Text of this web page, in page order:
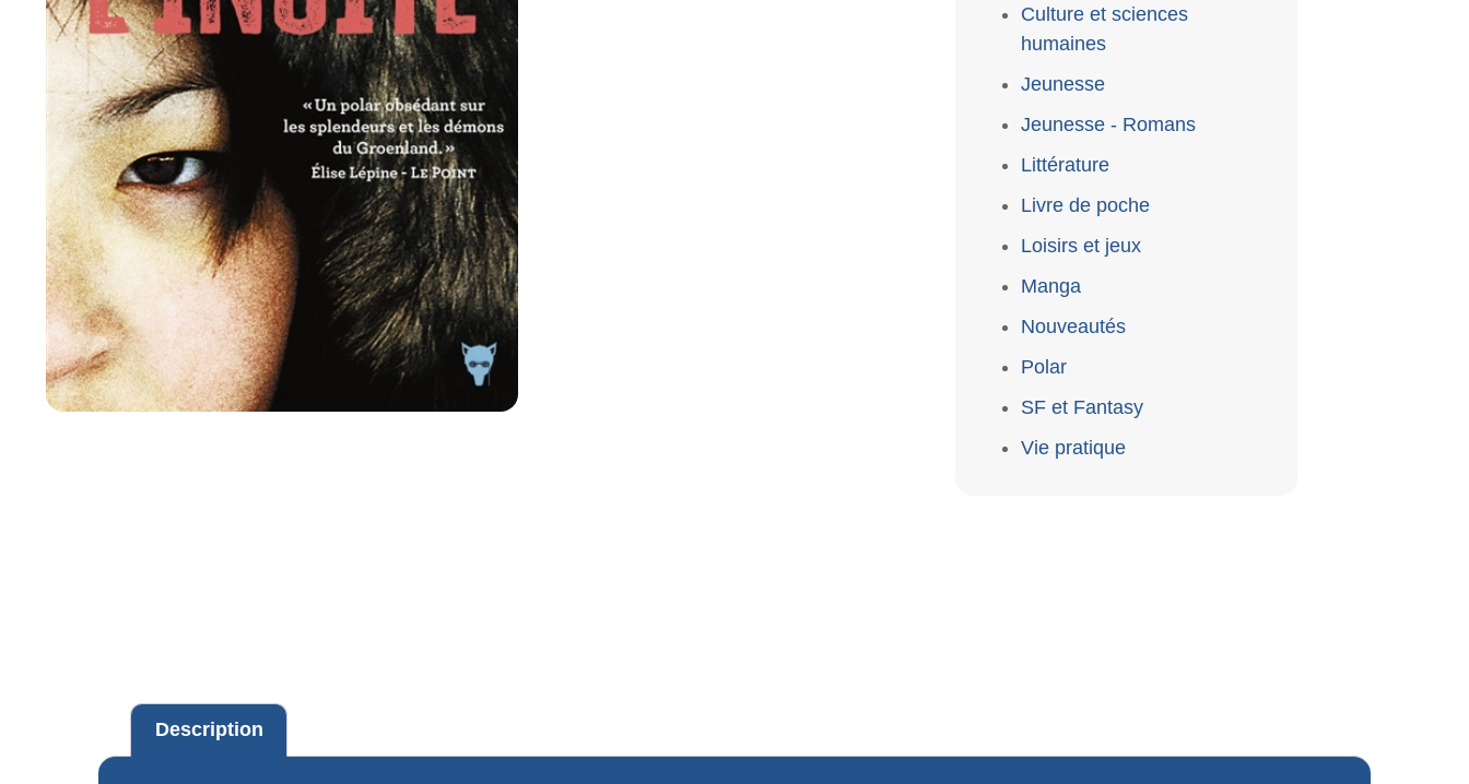
Culture et sciences
humaines
Jeunesse
Jeunesse - Romans
Littérature
Livre de poche
Loisirs et jeux
Manga
Nouveautés
Polar
SF et Fantasy
Vie pratique
Description